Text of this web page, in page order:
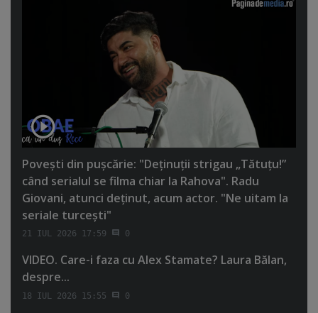
Poveşti din puşcărie: "Deţinuţii strigau „Tătuţu!”
când serialul se filma chiar la Rahova". Radu
Giovani, atunci deţinut, acum actor. "Ne uitam la
seriale turceşti"
21 IUL 2026 17:59 0
VIDEO. Care-i faza cu Alex Stamate? Laura Bălan,
despre...
18 IUL 2026 15:55 0